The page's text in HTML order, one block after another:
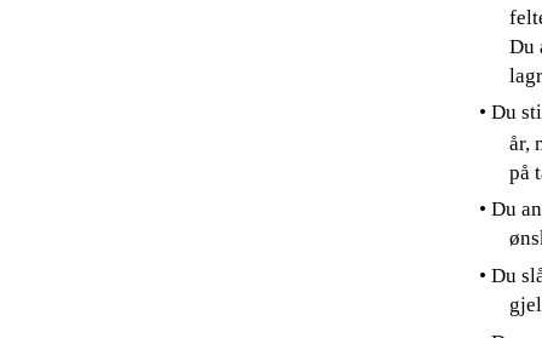
Du
• Du
år,
på
• Du
• Du